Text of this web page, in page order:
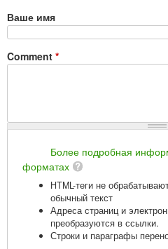
Ваше имя
Comment *
Более подробная
форматах
HTML-теги не
обычный текст
Адреса страниц и
преобразуются в ссылки.
Строки и параграфы